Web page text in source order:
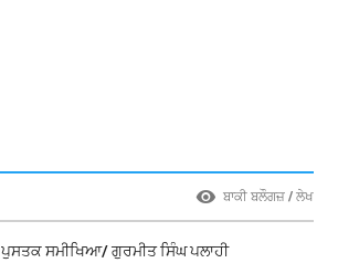
ਬਾਕੀ ਬਲੌਗਜ਼ / ਲੇਖ
ਪੁਸਤਕ ਸਮੀਖਿਆ/ ਗੁਰਮੀਤ ਸਿੰਘ ਪਲਾਹੀ